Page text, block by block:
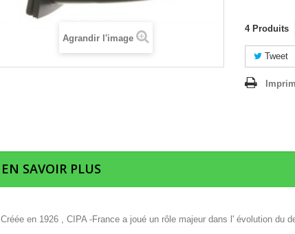
Agrandir l'image
4 Produits
Tweet
EN SAVOIR PLUS
Créée en 1926 , CIPA -France a joué un rôle majeur dans l' évolution du